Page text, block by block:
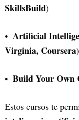
SkillsBuild)
Artificial
Virginia, Coursera)
Build Your Own
Estos cursos te